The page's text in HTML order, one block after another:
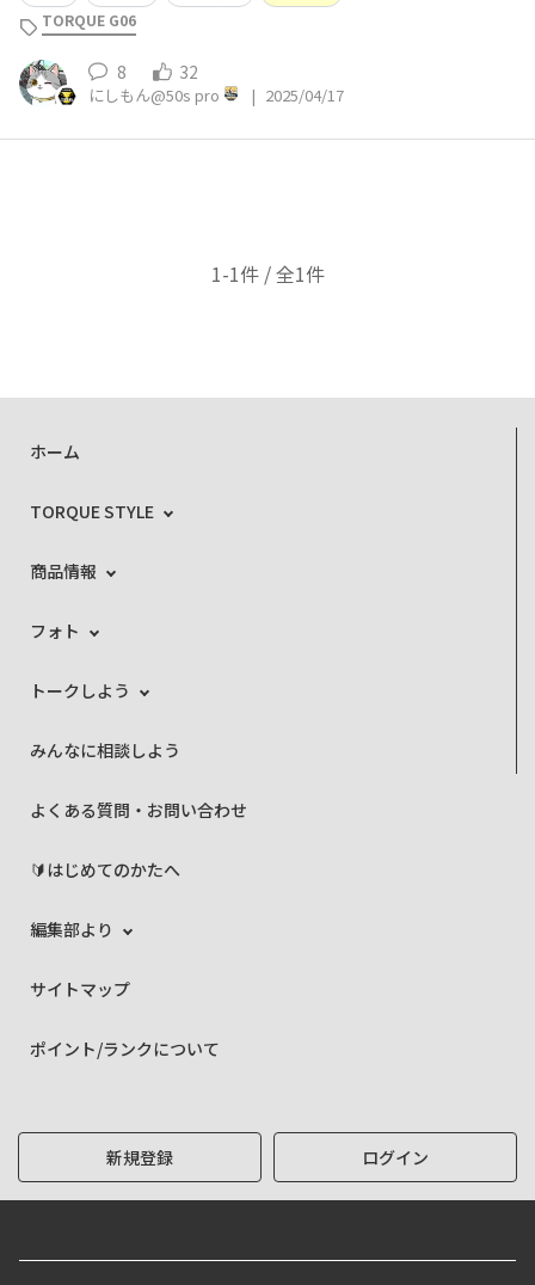
TORQUE G06
8 32
にしもん@50s pro | 2025/04/17
1-1件 / 全1件
ホーム
TORQUE STYLE
商品情報
フォト
トークしよう
みんなに相談しよう
よくある質問・お問い合わせ
🔰はじめてのかたへ
編集部より
サイトマップ
ポイント/ランクについて
新規登録 ログイン